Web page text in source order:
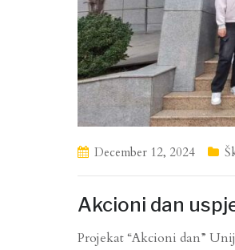
December 12, 2024
Akcioni dan
Projekat “Akcioni dan”